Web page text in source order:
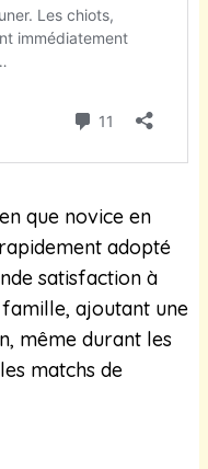
que novice en
adopté
satisfaction à
ajoutant une
même durant les
matchs de